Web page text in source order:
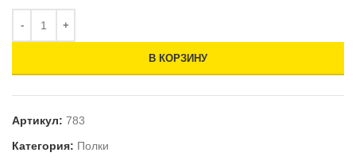
В КОРЗИНУ
Артикул: 783
Категория: Полки